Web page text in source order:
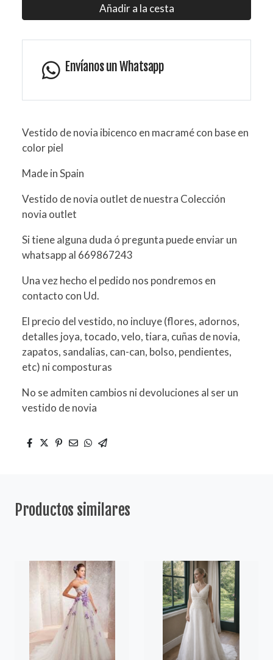
Añadir a la cesta
Envíanos un Whatsapp
Vestido de novia ibicenco en macramé con base en
color piel
Made in Spain
Vestido de novia outlet de nuestra Colección
novia outlet
Si tiene alguna duda ó pregunta puede enviar un
whatsapp al 669867243
Una vez hecho el pedido nos pondremos en
contacto con Ud.
El precio del vestido, no incluye (flores, adornos,
detalles joya, tocado, velo, tiara, cuñas de novia,
zapatos, sandalias, can-can, bolso, pendientes,
etc) ni composturas
No se admiten cambios ni devoluciones al ser un
vestido de novia
Productos similares